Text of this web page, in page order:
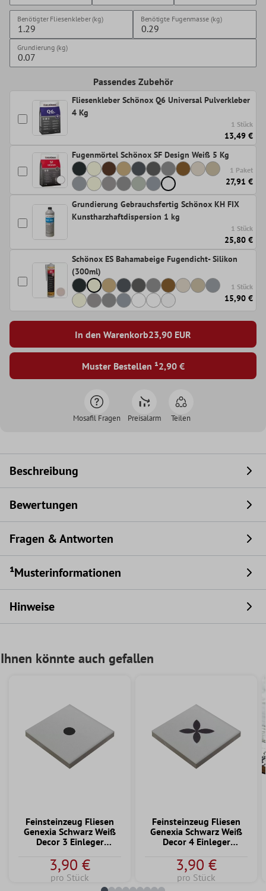
Benötigter Fliesenkleber (kg) Benötigte Fugenmasse (kg)
Grundierung (kg)
Passendes Zubehör
Fliesenkleber Schönox Q6 Universal Pulverkleber
4 Kg
1 Stück
13,49 €
Fugenmörtel Schönox SF Design Weiß 5 Kg
1 Paket
27,91 €
Grundierung Gebrauchsfertig Schönox KH FIX
Kunstharzhaftdispersion 1 kg
1 Stück
25,80 €
Schönox ES Bahamabeige Fugendicht- Silikon
(300ml)
1 Stück
15,90 €
In den Warenkorb23,90 EUR
Muster Bestellen ¹2,90 €
Mosafil Fragen Preisalarm Teilen
Beschreibung
Bewertungen
Fragen & Antworten
¹Musterinformationen
Hinweise
Ihnen könnte auch gefallen
Feinsteinzeug Fliesen
Genexia Schwarz Weiß
Decor 3 Einleger
3,90 €
pro Stück
Feinsteinzeug Fliesen
Genexia Schwarz Weiß
Decor 4 Einleger
3,90 €
pro Stück